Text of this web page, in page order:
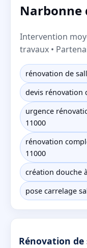
Narbonne
Intervention
travaux •
rénovation de
devis rénovation
urgence
11000
rénovation
11000
création douche
pose carrelage
Rénovation